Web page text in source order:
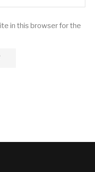
in this browser for the